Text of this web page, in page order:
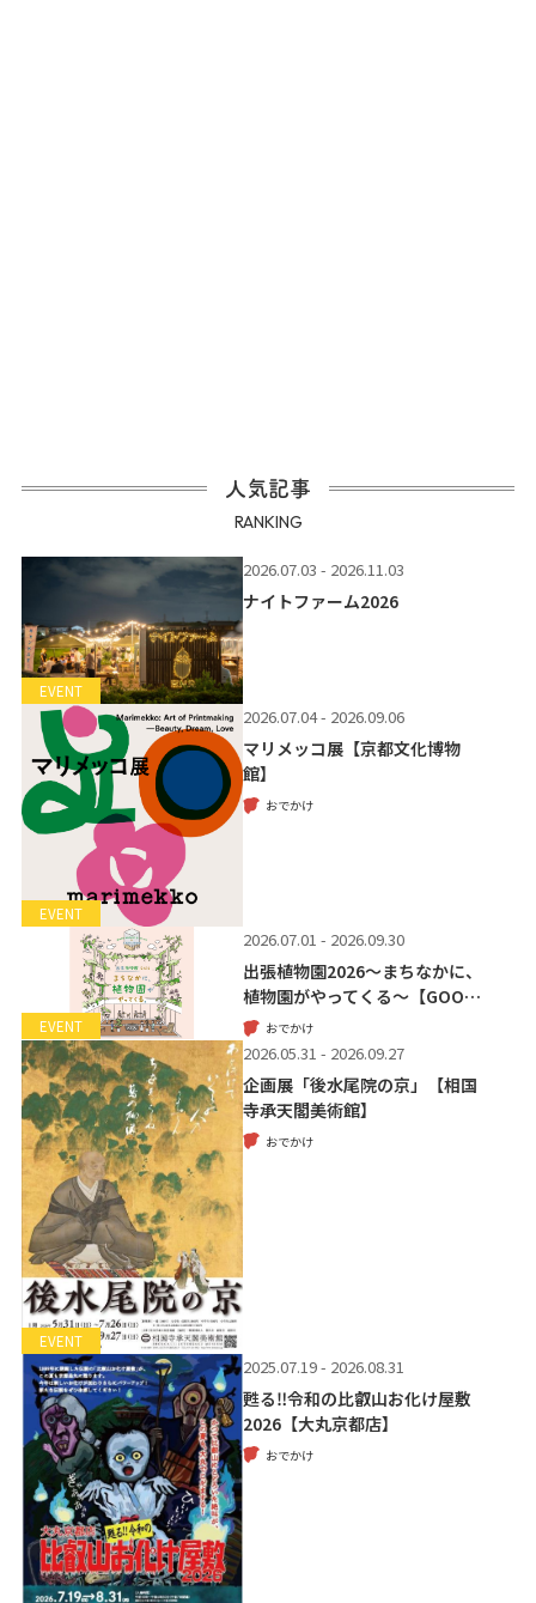
人気記事
RANKING
EVENT
2026.07.03 - 2026.11.03
ナイトファーム2026
EVENT
2026.07.04 - 2026.09.06
マリメッコ展【京都文化博物
館】
おでかけ
EVENT
2026.07.01 - 2026.09.30
出張植物園2026～まちなかに、
植物園がやってくる～【GOO…
おでかけ
EVENT
2026.05.31 - 2026.09.27
企画展「後水尾院の京」【相国
寺承天閣美術館】
おでかけ
2025.07.19 - 2026.08.31
甦る‼令和の比叡山お化け屋敷
2026【大丸京都店】
おでかけ